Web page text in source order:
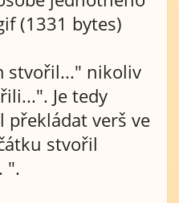
(1331 bytes)
stvořil..." nikoliv
Je tedy
překládat verš ve
stvořil
".